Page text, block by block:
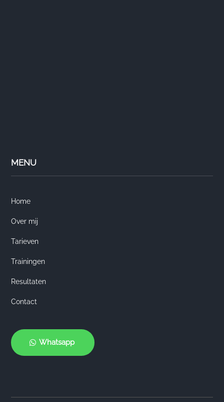
MENU
Home
Over mij
Tarieven
Trainingen
Resultaten
Contact
Whatsapp